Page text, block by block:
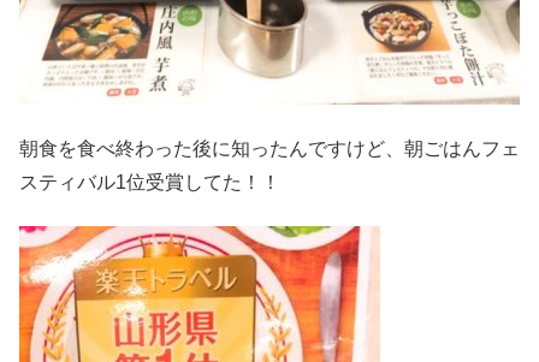
朝食を食べ終わった後に知ったんですけど、朝ごはんフェ
スティバル1位受賞してた！！